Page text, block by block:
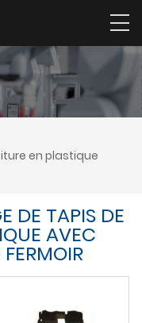
en plastique
DE TAPIS DE
AVEC